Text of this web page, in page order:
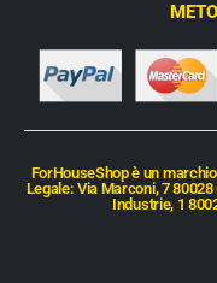
ForHouseShop è un
Legale: Via Marconi, 7
Industrie, 1